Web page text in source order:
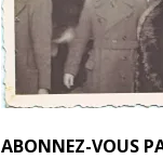
ABONNEZ-VOUS